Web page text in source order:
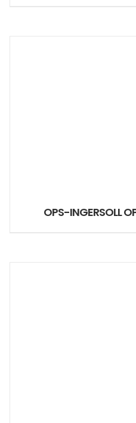
OPS-INGERSOLL